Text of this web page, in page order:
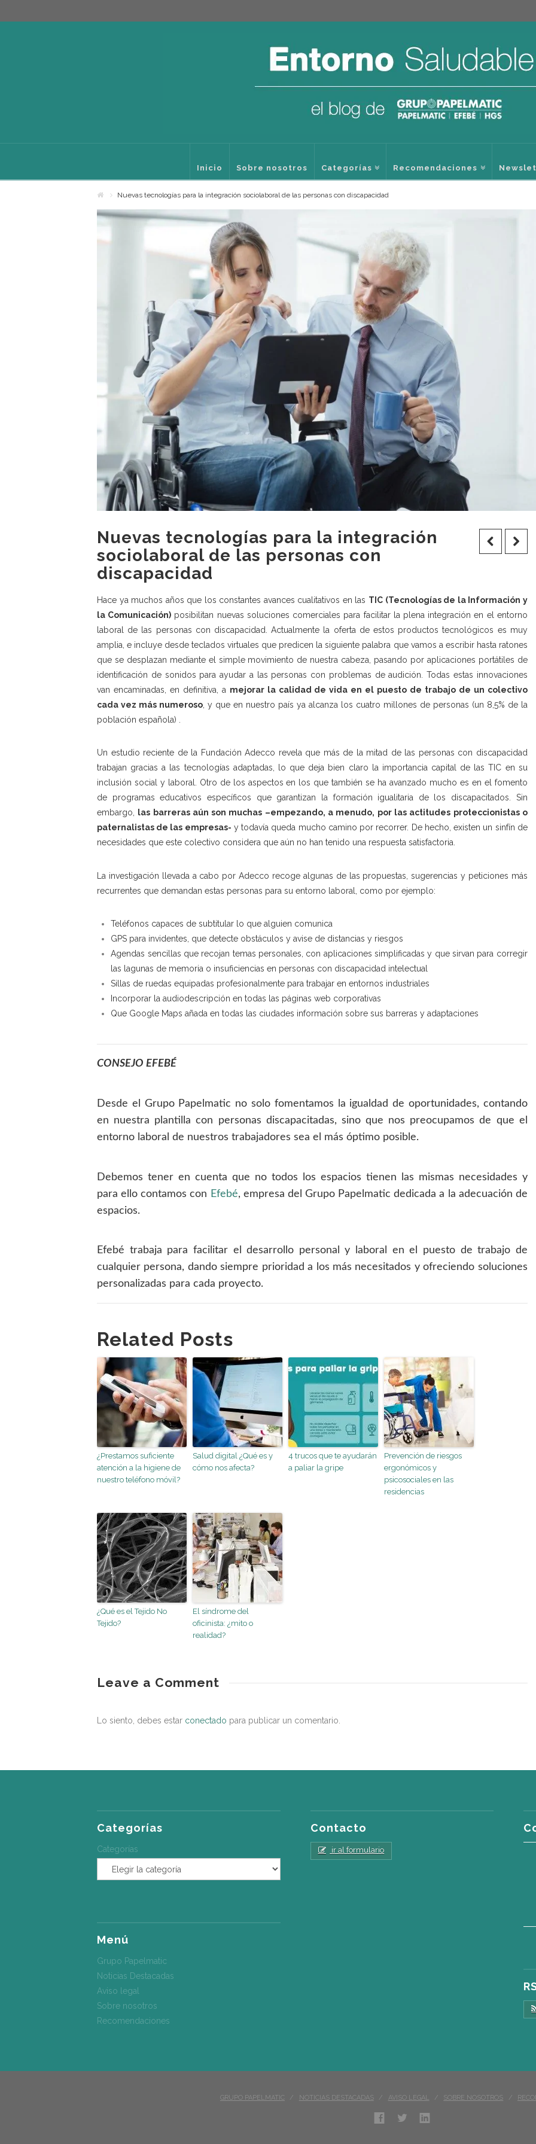
Inicio Sobre nosotros Categorías Recomendaciones
Nuevas tecnologías para la integración sociolaboral de las personas con discapacidad
Nuevas tecnologías para la integración
sociolaboral de las personas con
discapacidad
Hace ya muchos años que los constantes avances cualitativos en las TIC (Tecnologías de la Información y
la Comunicación) posibilitan nuevas soluciones comerciales para facilitar la plena integración en el entorno
laboral de las personas con discapacidad. Actualmente la oferta de estos productos tecnológicos es muy
amplia, e incluye desde teclados virtuales que predicen la siguiente palabra que vamos a escribir hasta ratones
que se desplazan mediante el simple movimiento de nuestra cabeza, pasando por aplicaciones portátiles de
identificación de sonidos para ayudar a las personas con problemas de audición. Todas estas innovaciones
van encaminadas, en definitiva, a mejorar la calidad de vida en el puesto de trabajo de un colectivo
cada vez más numeroso, y que en nuestro país ya alcanza los cuatro millones de personas (un 8,5% de la
población española) .
Un estudio reciente de la Fundación Adecco revela que más de la mitad de las personas con discapacidad
trabajan gracias a las tecnologías adaptadas, lo que deja bien claro la importancia capital de las TIC en su
inclusión social y laboral. Otro de los aspectos en los que también se ha avanzado mucho es en el fomento
de programas educativos específicos que garantizan la formación igualitaria de los discapacitados. Sin
embargo, las barreras aún son muchas –empezando, a menudo, por las actitudes proteccionistas o
paternalistas de las empresas- y todavía queda mucho camino por recorrer. De hecho, existen un sinfín de
necesidades que este colectivo considera que aún no han tenido una respuesta satisfactoria.
La investigación llevada a cabo por Adecco recoge algunas de las propuestas, sugerencias y peticiones más
recurrentes que demandan estas personas para su entorno laboral, como por ejemplo:
Teléfonos capaces de subtitular lo que alguien comunica
GPS para invidentes, que detecte obstáculos y avise de distancias y riesgos
Agendas sencillas que recojan temas personales, con aplicaciones simplificadas y que sirvan para corregir
las lagunas de memoria o insuficiencias en personas con discapacidad intelectual
Sillas de ruedas equipadas profesionalmente para trabajar en entornos industriales
Incorporar la audiodescripción en todas las páginas web corporativas
Que Google Maps añada en todas las ciudades información sobre sus barreras y adaptaciones
CONSEJO EFEBÉ
Desde el Grupo Papelmatic no solo fomentamos la igualdad de oportunidades, contando
en nuestra plantilla con personas discapacitadas, sino que nos preocupamos de que el
entorno laboral de nuestros trabajadores sea el más óptimo posible.
Debemos tener en cuenta que no todos los espacios tienen las mismas necesidades y
para ello contamos con Efebé, empresa del Grupo Papelmatic dedicada a la adecuación de
espacios.
Efebé trabaja para facilitar el desarrollo personal y laboral en el puesto de trabajo de
cualquier persona, dando siempre prioridad a los más necesitados y ofreciendo soluciones
personalizadas para cada proyecto.
Related Posts
¿Prestamos suficiente
atención a la higiene de
nuestro teléfono móvil?
Salud digital ¿Qué es y
cómo nos afecta?
4 trucos que te ayudarán
a paliar la gripe
Prevención de riesgos
ergonómicos y
psicosociales en las
residencias
¿Qué es el Tejido No
Tejido?
El síndrome del
oficinista: ¿mito o
realidad?
saludable
Nuevas
la
discapacidad04.22.2016
Leave a Comment
Lo siento, debes estar conectado para publicar un comentario.
Categorías
Categorías
Menú
Grupo Papelmatic
Noticias Destacadas
Aviso legal
Sobre nosotros
Recomendaciones
Contacto
ir al formulario
GRUPO PAPELMATIC NOTICIAS DESTACADAS AVISO LEGAL SOBRE NOSOTROS